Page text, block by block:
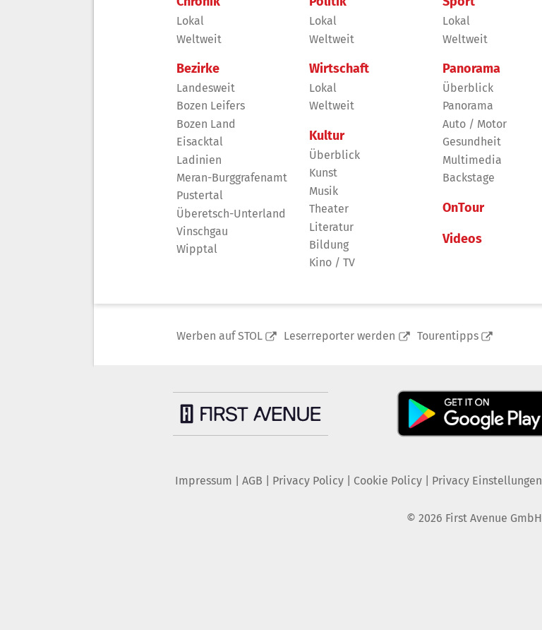
Lokal
Weltweit
Bezirke
Landesweit
Bozen Leifers
Bozen Land
Eisacktal
Ladinien
Meran-Burggrafenamt
Pustertal
Überetsch-Unterland
Vinschgau
Wipptal
Lokal
Weltweit
Wirtschaft
Lokal
Weltweit
Kultur
Überblick
Kunst
Musik
Theater
Literatur
Bildung
Kino / TV
Lokal
Weltweit
Panorama
Überblick
Panorama
Auto / Motor
Gesundheit
Multimedia
Backstage
OnTour
Videos
Werben auf STOL Leserreporter werden Tourentipps
Impressum AGB Privacy Policy| Cookie Policy| Privacy Einstellungen
© 2026 First Avenue GmbH